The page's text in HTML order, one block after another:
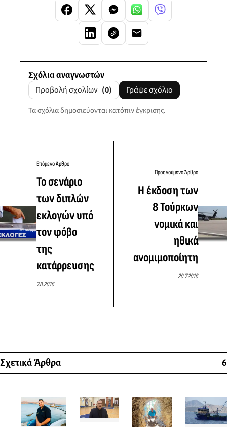
Σχόλια αναγνωστών
Προβολή σχολίων (0) Γράψε σχόλιο
Τα σχόλια δημοσιεύονται κατόπιν έγκρισης.
Επόμενο Άρθρο
Το σενάριο
των διπλών
εκλογών υπό
τον φόβο
της
κατάρρευσης
7.8.2016
Προηγούμενο Άρθρο
Η έκδοση των
8 Τούρκων
νομικά και
ηθικά
ανομιμοποίητη
20.7.2016
Σχετικά Άρθρα 6